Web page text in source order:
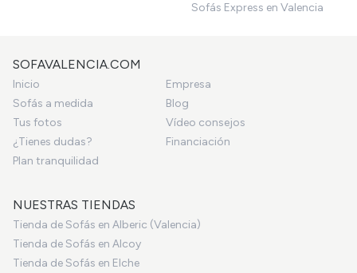
Sofás Express en Valencia
SOFAVALENCIA.COM
Inicio
Empresa
Sofás a medida
Blog
Tus fotos
Vídeo consejos
¿Tienes dudas?
Financiación
Plan tranquilidad
NUESTRAS TIENDAS
Tienda de Sofás en Alberic (Valencia)
Tienda de Sofás en Alcoy
Tienda de Sofás en Elche